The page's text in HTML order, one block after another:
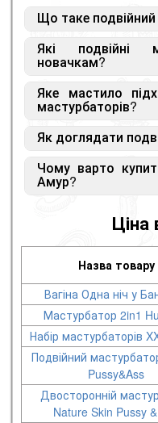
Що таке
Це чоловічий
що
текстурою.
Які подвійні
новачкам?
Початківцям
компактні моделі з
Яке мастило
мастурбаторів?
Для більшості
водній основі,
Як доглядати
Після
висушити та
Чому варто
Амур?
вибрати
замовлення з
Україні. Тільки у
Ціна
Назва товару
Вагіна Одна ніч у
Мастурбатор 2in1
Набір мастурбаторів
Подвійний
Pussy&Ass
Двосторонній
Nature Skin Pussy